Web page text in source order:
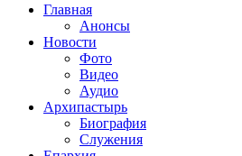
Главная
Анонсы
Новости
Фото
Видео
Аудио
Архипастырь
Биография
Служения